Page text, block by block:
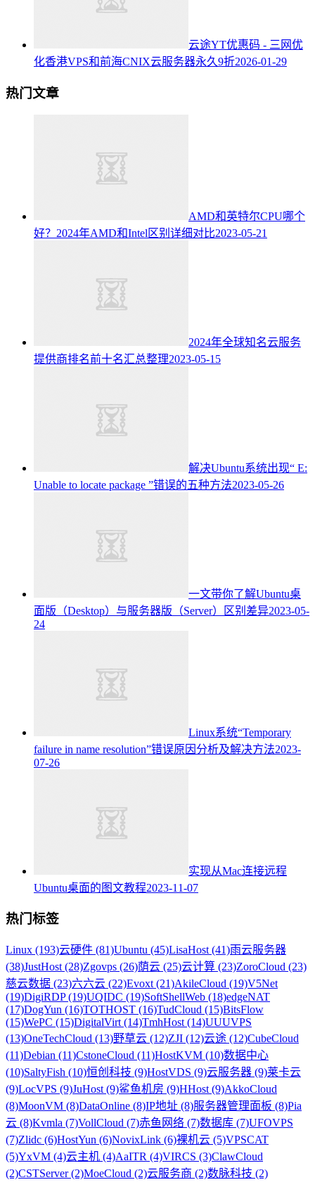
云途YT优惠码 - 三网优
化香港VPS和前海CNIX云服务器永久9折2026-01-29
热门文章
AMD和英特尔CPU哪个
好？2024年AMD和Intel区别详细对比2023-05-21
2024年全球知名云服务
提供商排名前十名汇总整理2023-05-15
解决Ubuntu系统出现“ E:
Unable to locate package ”错误的五种方法2023-05-26
一文带你了解Ubuntu桌
面版（Desktop）与服务器版（Server）区别差异2023-05-
24
Linux系统“Temporary
failure in name resolution”错误原因分析及解决方法2023-
07-26
实现从Mac连接远程
Ubuntu桌面的图文教程2023-11-07
热门标签
Linux (193)云硬件 (81)Ubuntu (45)LisaHost (41)雨云服务器
(38)JustHost (28)Zgovps (26)荫云 (25)云计算 (23)ZoroCloud (23)
慈云数据 (23)六六云 (22)Evoxt (21)AkileCloud (19)V5Net
(19)DigiRDP (19)UQIDC (19)SoftShellWeb (18)edgeNAT
(17)DogYun (16)TOTHOST (16)TudCloud (15)BitsFlow
(15)WePC (15)DigitalVirt (14)TmhHost (14)UUUVPS
(13)OneTechCloud (13)野草云 (12)ZJI (12)云途 (12)CubeCloud
(11)Debian (11)CstoneCloud (11)HostKVM (10)数据中心
(10)SaltyFish (10)恒创科技 (9)HostVDS (9)云服务器 (9)莱卡云
(9)LocVPS (9)JuHost (9)鲨鱼机房 (9)HHost (9)AkkoCloud
(8)MoonVM (8)DataOnline (8)IP地址 (8)服务器管理面板 (8)Pia
云 (8)Kvmla (7)VollCloud (7)赤鱼网络 (7)数据库 (7)UFOVPS
(7)Zlidc (6)HostYun (6)NovixLink (6)裸机云 (5)VPSCAT
(5)YxVM (4)云主机 (4)AaITR (4)VIRCS (3)ClawCloud
(2)CSTServer (2)MoeCloud (2)云服务商 (2)数脉科技 (2)